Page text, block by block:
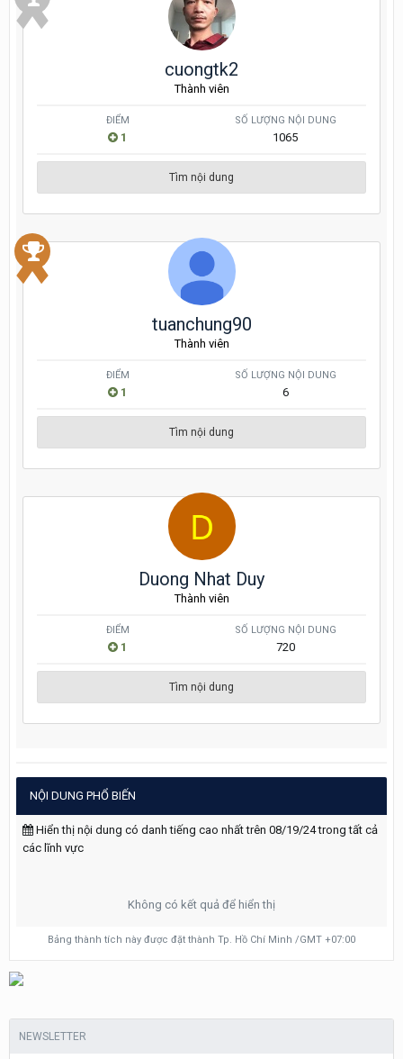
cuongtk2
Thành viên
ĐIỂM
1
SỐ LƯỢNG NỘI DUNG
1065
Tìm nội dung
tuanchung90
Thành viên
ĐIỂM
1
SỐ LƯỢNG NỘI DUNG
6
Tìm nội dung
Duong Nhat Duy
Thành viên
ĐIỂM
1
SỐ LƯỢNG NỘI DUNG
720
Tìm nội dung
NỘI DUNG PHỔ BIẾN
Hiển thị nội dung có danh tiếng cao nhất trên 08/19/24 trong tất cả
các lĩnh vực
Không có kết quả để hiển thị
Bảng thành tích này được đặt thành Tp. Hồ Chí Minh /GMT +07:00
NEWSLETTER